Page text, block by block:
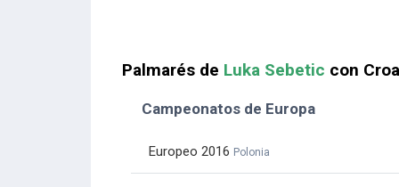
Palmarés de Luka Sebetic con
Campeonatos de Europa
Europeo 2016 Polonia